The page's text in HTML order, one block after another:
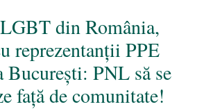
din România,
reprezentanții PPE
București: PNL să se
față de comunitate!